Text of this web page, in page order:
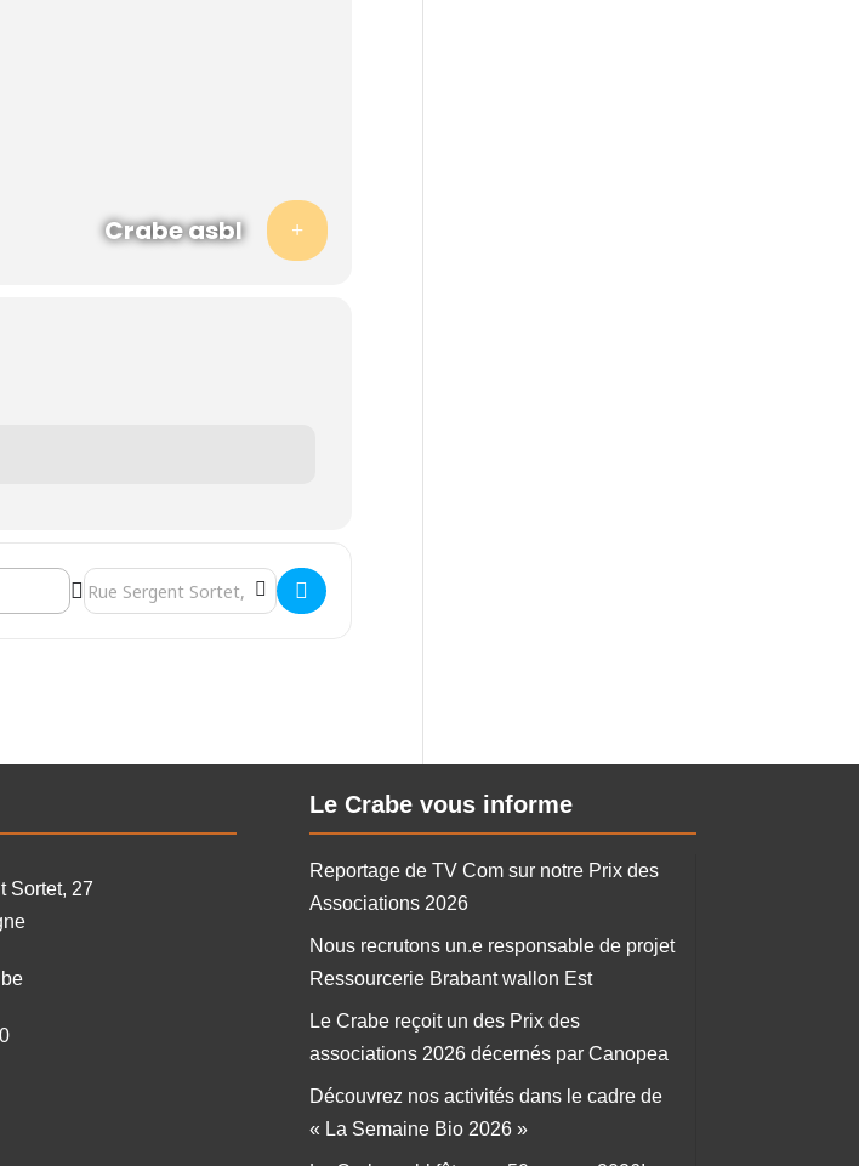
Crabe asbl
bio" []
Destination Address - Séance d'informations - Formation "Ouvrier en maraîchage bio" []
Sortet, 27
Le Crabe vous informe
Reportage de TV Com sur notre Prix des
Associations 2026
Nous recrutons un.e responsable de projet
Ressourcerie Brabant wallon Est
Le Crabe reçoit un des Prix des
associations 2026 décernés par Canopea
Découvrez nos activités dans le cadre de
« La Semaine Bio 2026 »